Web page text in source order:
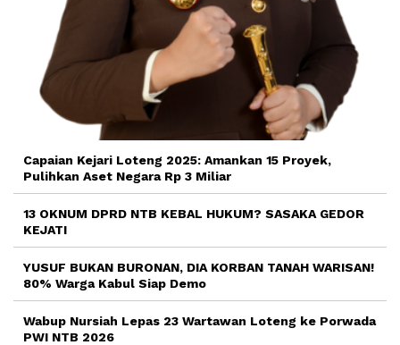
Capaian Kejari Loteng 2025: Amankan 15 Proyek,
Pulihkan Aset Negara Rp 3 Miliar
13 OKNUM DPRD NTB KEBAL HUKUM? SASAKA GEDOR
KEJATI
YUSUF BUKAN BURONAN, DIA KORBAN TANAH WARISAN!
80% Warga Kabul Siap Demo
Wabup Nursiah Lepas 23 Wartawan Loteng ke Porwada
PWI NTB 2026